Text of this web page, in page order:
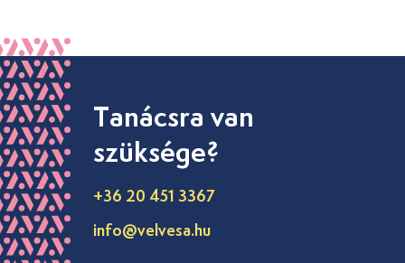
Tanácsra van
szüksége?
+36 20 451 3367
info@velvesa.hu